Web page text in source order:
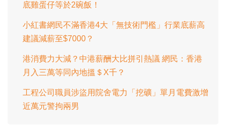
底雞蛋仔等於2碗飯！
小紅書網民不滿香港4大「無技術門檻」行業底薪高
建議減薪至$7000？
港消費力大減？中港薪酬大比拼引熱議 網民：香港
月入三萬等同內地搵＄X千？
工程公司職員涉盜用院舍電力「挖礦」單月電費激增
近萬元警拘兩男